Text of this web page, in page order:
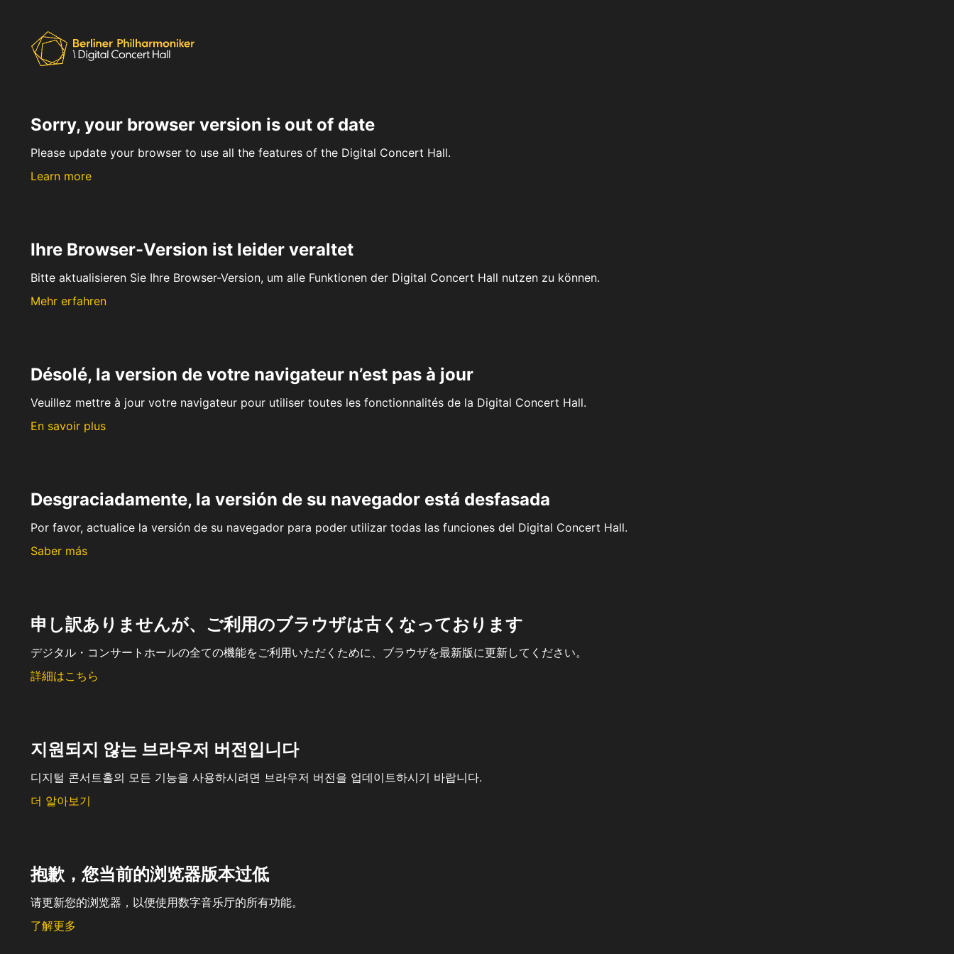
Sorry, your browser version is out of date
Please update your browser to use all the features of the Digital Concert Hall.
Learn more
Ihre Browser-Version ist leider veraltet
Bitte aktualisieren Sie Ihre Browser-Version, um alle Funktionen der Digital Concert Hall nutzen zu können.
Mehr erfahren
Désolé, la version de votre navigateur n’est pas à jour
Veuillez mettre à jour votre navigateur pour utiliser toutes les fonctionnalités de la Digital Concert Hall.
En savoir plus
Desgraciadamente, la versión de su navegador está desfasada
Por favor, actualice la versión de su navegador para poder utilizar todas las funciones del Digital Concert Hall.
Saber más
申し訳ありませんが、ご利用のブラウザは古くなっております
デジタル・コンサートホールの全ての機能をご利用いただくために、ブラウザを最新版に更新してください。
詳細はこちら
지원되지 않는 브라우저 버전입니다
디지털 콘서트홀의 모든 기능을 사용하시려면 브라우저 버전을 업데이트하시기 바랍니다.
더 알아보기
抱歉，您当前的浏览器版本过低
请更新您的浏览器，以便使用数字音乐厅的所有功能。
了解更多